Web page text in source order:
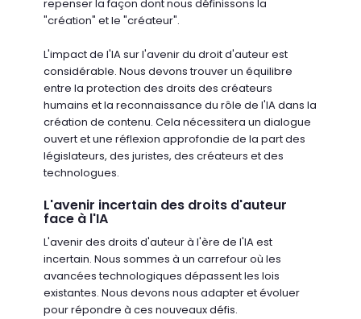
repenser la façon dont nous définissons la
"création" et le "créateur".
L'impact de l'IA sur l'avenir du droit d'auteur est
considérable. Nous devons trouver un équilibre
entre la protection des droits des créateurs
humains et la reconnaissance du rôle de l'IA dans la
création de contenu. Cela nécessitera un dialogue
ouvert et une réflexion approfondie de la part des
législateurs, des juristes, des créateurs et des
technologues.
L'avenir incertain des droits d'auteur
face à l'IA
L'avenir des droits d'auteur à l'ère de l'IA est
incertain. Nous sommes à un carrefour où les
avancées technologiques dépassent les lois
existantes. Nous devons nous adapter et évoluer
pour répondre à ces nouveaux défis.